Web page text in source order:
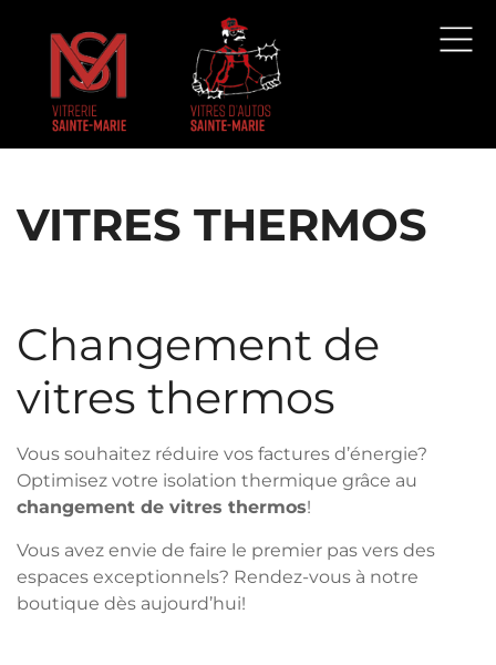
VITRES THERMOS
Changement de
vitres thermos
Vous souhaitez réduire vos factures d’énergie?
Optimisez votre isolation thermique grâce au
changement de vitres thermos!
Vous avez envie de faire le premier pas vers des
espaces exceptionnels? Rendez-vous à notre
boutique dès aujourd’hui!